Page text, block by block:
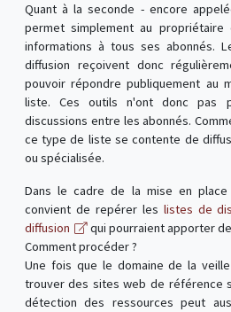
Quant à la seconde - encore
permet simplement au
informations à tous ses abonnés.
diffusion reçoivent donc
pouvoir répondre publiquement au
liste. Ces outils n'ont donc pas
discussions entre les abonnés.
ce type de liste se contente de
ou spécialisée.
Dans le cadre de la mise en
convient de repérer les listes de
diffusion
qui pourraient apporter
Comment procéder ?
Une fois que le domaine de la
trouver des sites web de référence
détection des ressources peut